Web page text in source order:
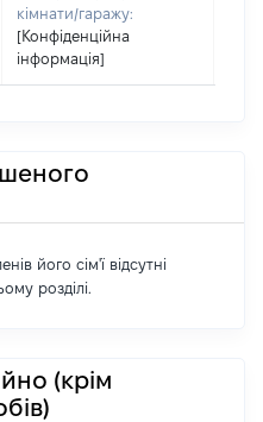
кімнати/гаражу:
[Конфіденційна
інформація]
його сім'ї відсутні
розділі.
(крім